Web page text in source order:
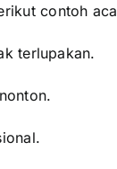
contoh
terlupakan.